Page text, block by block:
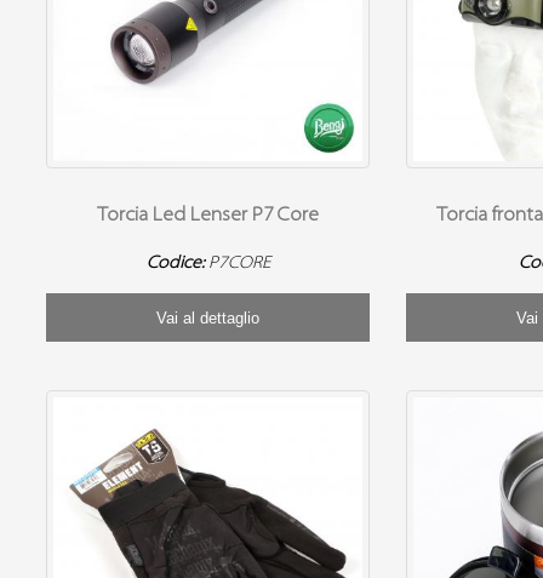
Torcia Led Lenser P7 Core
Codice: P7CORE
Vai al dettaglio
Torcia
Vai